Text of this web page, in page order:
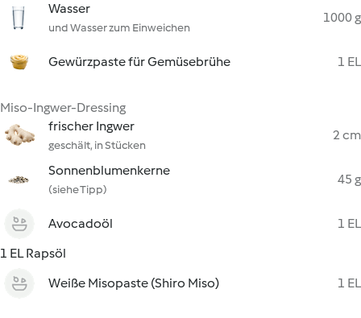
Wasser
und Wasser zum Einweichen
1000 g
Gewürzpaste für Gemüsebrühe 1 EL
Miso-Ingwer-Dressing
frischer Ingwer
geschält, in Stücken
2 cm
Sonnenblumenkerne
(siehe Tipp)
45 g
Avocadoöl
1 EL
1 EL Rapsöl
Weiße Misopaste (Shiro Miso)
1 EL